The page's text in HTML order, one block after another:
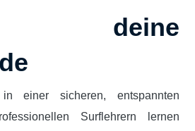
deine
einer sicheren, entspannten
Surflehrern lernen